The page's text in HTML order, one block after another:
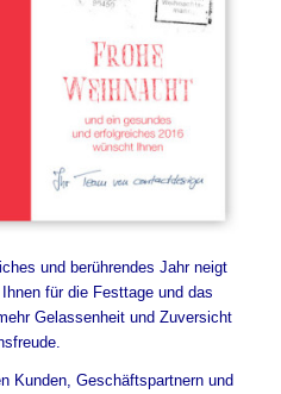
und berührendes Jahr neigt
für die Festtage und das
Gelassenheit und Zuversicht
Kunden, Geschäftspartnern und